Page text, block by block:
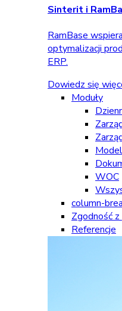
Sinterit i
RamBase
optymalizacji
ERP.
Dowiedz się
Moduły
WOC
column-
Zgodność
Referencje